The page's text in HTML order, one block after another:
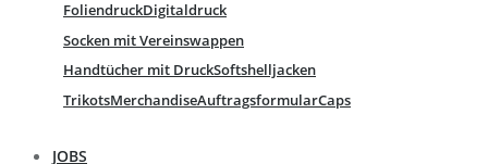
FoliendruckDigitaldruck
Socken mit Vereinswappen
Handtücher mit DruckSoftshelljacken
TrikotsMerchandiseAuftragsformularCaps
JOBS